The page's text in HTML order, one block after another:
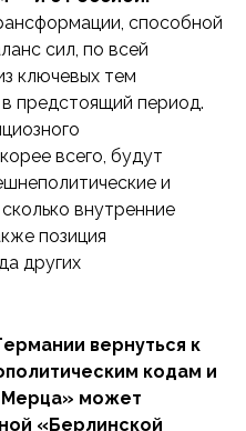
способной
сил, по всей
ключевых тем
предстоящий период.
всего, будут
и
внутренние
позиция
других
вернуться к
кодам и
Мерца» может
«Берлинской